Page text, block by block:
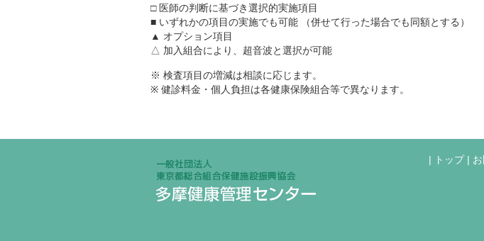
□ 医師の判断に基づき選択的実施項目
■ いずれかの項目の実施でも可能 （併せて行った場合でも同額とする）
▲ オプション項目
△ 加入組合により、超音波と選択が可能
※ 検査項目の増減は相談に応じます。
※ 健診料金・個人負担は各健康保険組合等で異なります。
トップ